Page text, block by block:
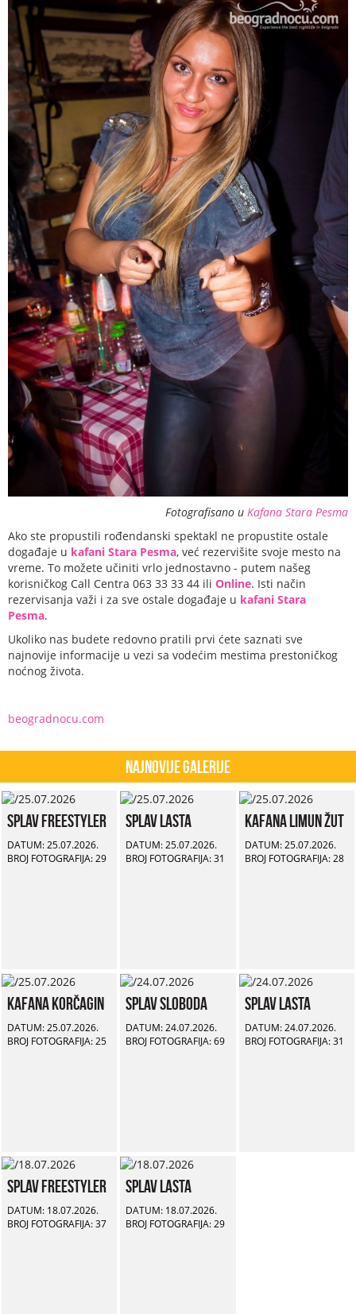
Fotografisano u Kafana Stara Pesma
Ako ste propustili rođendanski spektakl ne propustite ostale
događaje u kafani Stara Pesma, već rezervišite svoje mesto na
vreme. To možete učiniti vrlo jednostavno - putem našeg
korisničkog Call Centra 063 33 33 44 ili Online. Isti način
rezervisanja važi i za sve ostale događaje u kafani Stara
Pesma.
Ukoliko nas budete redovno pratili prvi ćete saznati sve
najnovije informacije u vezi sa vodećim mestima prestoničkog
noćnog života.
beogradnocu.com
Najnovije Galerije
Splav Freestyler
DATUM: 25.07.2026.
BROJ FOTOGRAFIJA: 29
Splav Lasta
DATUM: 25.07.2026.
BROJ FOTOGRAFIJA: 31
Kafana Limun Žut
DATUM: 25.07.2026.
BROJ FOTOGRAFIJA: 28
Kafana Korčagin
DATUM: 25.07.2026.
BROJ FOTOGRAFIJA: 25
Splav Sloboda
DATUM: 24.07.2026.
BROJ FOTOGRAFIJA: 69
Splav Lasta
DATUM: 24.07.2026.
BROJ FOTOGRAFIJA: 31
Splav Freestyler
DATUM: 18.07.2026.
BROJ FOTOGRAFIJA: 37
Splav Lasta
DATUM: 18.07.2026.
BROJ FOTOGRAFIJA: 29